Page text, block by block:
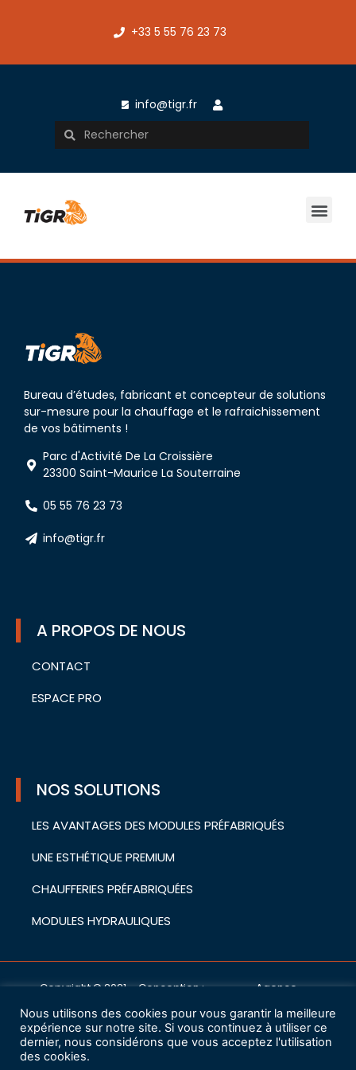
+33 5 55 76 23 73
info@tigr.fr
Bureau d’études, fabricant et concepteur de solutions
sur-mesure pour la chauffage et le rafraichissement
de vos bâtiments !
Parc d'Activité De La Croissière
23300 Saint-Maurice La Souterraine
05 55 76 23 73
info@tigr.fr
A PROPOS DE NOUS
CONTACT
ESPACE PRO
NOS SOLUTIONS
LES AVANTAGES DES MODULES PRÉFABRIQUÉS
UNE ESTHÉTIQUE PREMIUM
CHAUFFERIES PRÉFABRIQUÉES
MODULES HYDRAULIQUES
Copyright © 2021 – Conception : Agencecwa
Mentions légales
Charte de protection des données à caractère personnel
Nous utilisons des cookies pour vous garantir la meilleure
expérience sur notre site. Si vous continuez à utiliser ce
dernier, nous considérons que vous acceptez l'utilisation
des cookies.